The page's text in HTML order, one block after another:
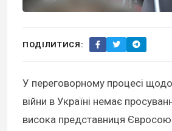
ПОДІЛИТИСЯ:
У переговорному процесі
війни в Україні немає
висока представниця